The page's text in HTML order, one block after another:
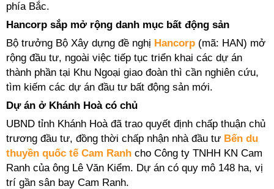
phía Bắc.
Hancorp sắp mở rộng danh mục bất động sản
Bộ trưởng Bộ Xây dựng đề nghị Hancorp (mã: HAN) mở
rộng đầu tư, ngoài việc tiếp tục triển khai các dự án
thành phần tại Khu Ngoại giao đoàn thì cần nghiên cứu,
tìm kiếm các dự án đầu tư bất động sản mới.
Dự án ở Khánh Hoà có chủ
UBND tỉnh Khánh Hoà đã trao quyết định chấp thuận chủ
trương đầu tư, đồng thời chấp nhận nhà đầu tư Bến du
thuyền quốc tế Cam Ranh cho Công ty TNHH KN Cam
Ranh của ông Lê Văn Kiểm. Dự án có quy mô 148 ha, vị
trí gần sân bay Cam Ranh.